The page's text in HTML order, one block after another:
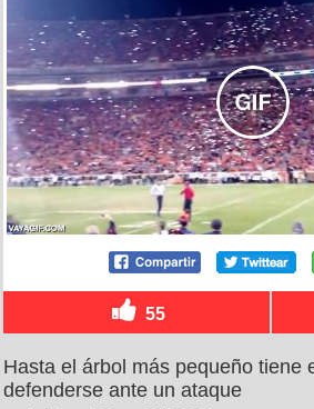
55
Hasta el árbol más pequeño tiene
defenderse ante un ataque